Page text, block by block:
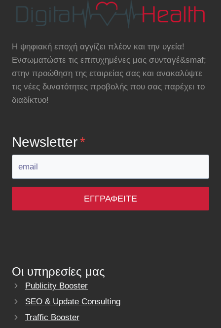
Η ψηφιακή εποχή αγγίζει πλέον και την υγεία!
Ενσωματώστε τις επιτυχημένες μας συνταγέ&smaf;
στην προώθηση της εταιρείας σας και ανακαλύψτε
τις νέες δυνατότητες προβολής που σας παρέχει το
διαδίκτυο!
Newsletter*
ΕΓΓΡΑΦΕΊΤΕ
Οι υπηρεσίες μας
Publicity Booster
SEO & Update Consulting
Traffic Booster